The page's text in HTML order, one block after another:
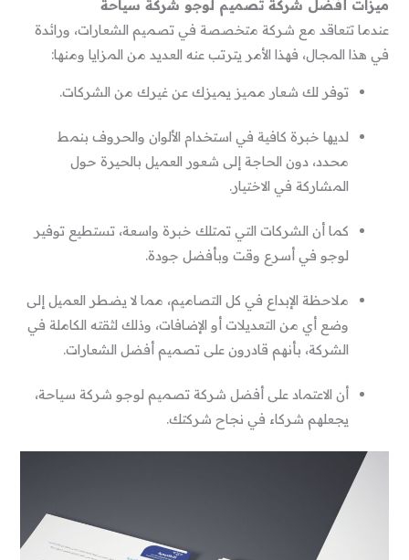
ميزات أفضل شركة تصميم لوجو شركة سياحة
عندما تتعاقد مع شركة متخصصة في تصميم الشعارات، ورائدة
في هذا المجال، فهذا الأمر يترتب عنه العديد من المزايا ومنها:
توفر لك شعار مميز يميزك عن غيرك من الشركات.
لديها خبرة كافية في استخدام الألوان والحروف بنمط
محدد، دون الحاجة إلى شعور العميل بالحيرة حول
المشاركة في الاختيار.
كما أن الشركات التي تمتلك خبرة واسعة، تستطيع توفير
لوجو في أسرع وقت وبأفضل جودة.
ملاحظة الإبداع في كل التصاميم، مما لا يضطر العميل إلى
وضع أي من التعديلات أو الإضافات، وذلك لثقته الكاملة في
الشركة، بأنهم قادرون على تصميم أفضل الشعارات.
أن الاعتماد على أفضل شركة تصميم لوجو شركة سياحة،
يجعلهم شركاء في نجاح شركتك.